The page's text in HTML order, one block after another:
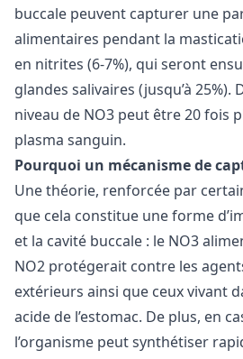
buccale peuvent capturer une
alimentaires pendant la
en nitrites (6-7%), qui seront
glandes salivaires (jusqu’à 25%).
niveau de NO3 peut être 20 fois
plasma sanguin.
Pourquoi un mécanisme de
Une théorie, renforcée par
que cela constitue une forme
et la cavité buccale : le NO3
NO2 protégerait contre les
extérieurs ainsi que ceux vivant
acide de l’estomac. De plus, en
l’organisme peut synthétiser